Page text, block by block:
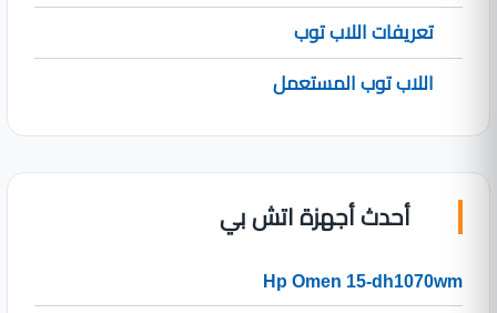
تعريفات اللاب توب
اللاب توب المستعمل
أحدث أجهزة اتش بي
Hp Omen 15-dh1070wm